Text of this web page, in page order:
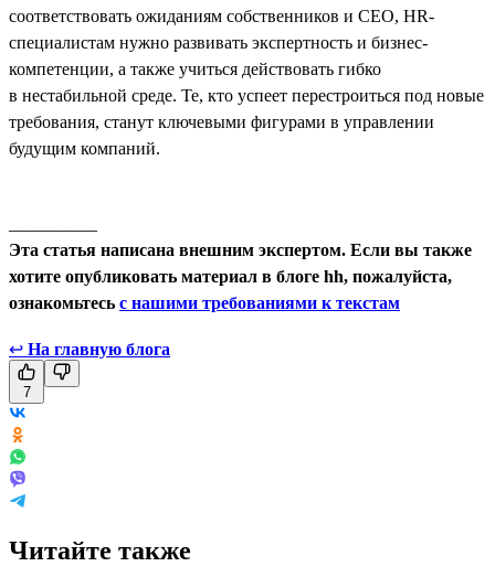
соответствовать ожиданиям собственников и СЕО, HR-
специалистам нужно развивать экспертность и бизнес-
компетенции, а также учиться действовать гибко
в нестабильной среде. Те, кто успеет перестроиться под новые
требования, станут ключевыми фигурами в управлении
будущим компаний.
Эта статья написана внешним экспертом. Если вы также
хотите опубликовать материал в блоге hh, пожалуйста,
ознакомьтесь с нашими требованиями к текстам
↩ На главную блога
7
Читайте также